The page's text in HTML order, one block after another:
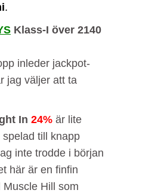
.
Klass-I över 2140
inleder jackpot-
jag väljer att ta
In 24% är lite
till knapp
inte trodde i början
här är en finfin
Hill som